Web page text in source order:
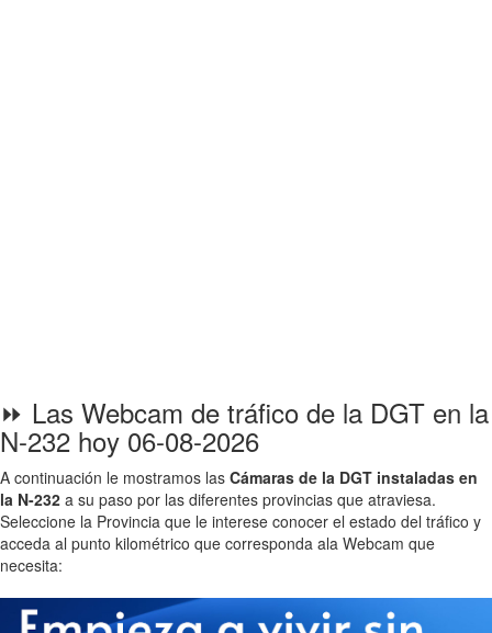
⏩ Las Webcam de tráfico de la DGT en la
N-232 hoy 06-08-2026
A continuación le mostramos las Cámaras de la DGT instaladas en
la N-232 a su paso por las diferentes provincias que atraviesa.
Seleccione la Provincia que le interese conocer el estado del tráfico y
acceda al punto kilométrico que corresponda ala Webcam que
necesita: